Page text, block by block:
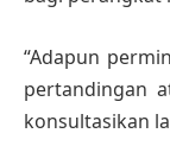
“Adapun
pertandingan
konsultasikan